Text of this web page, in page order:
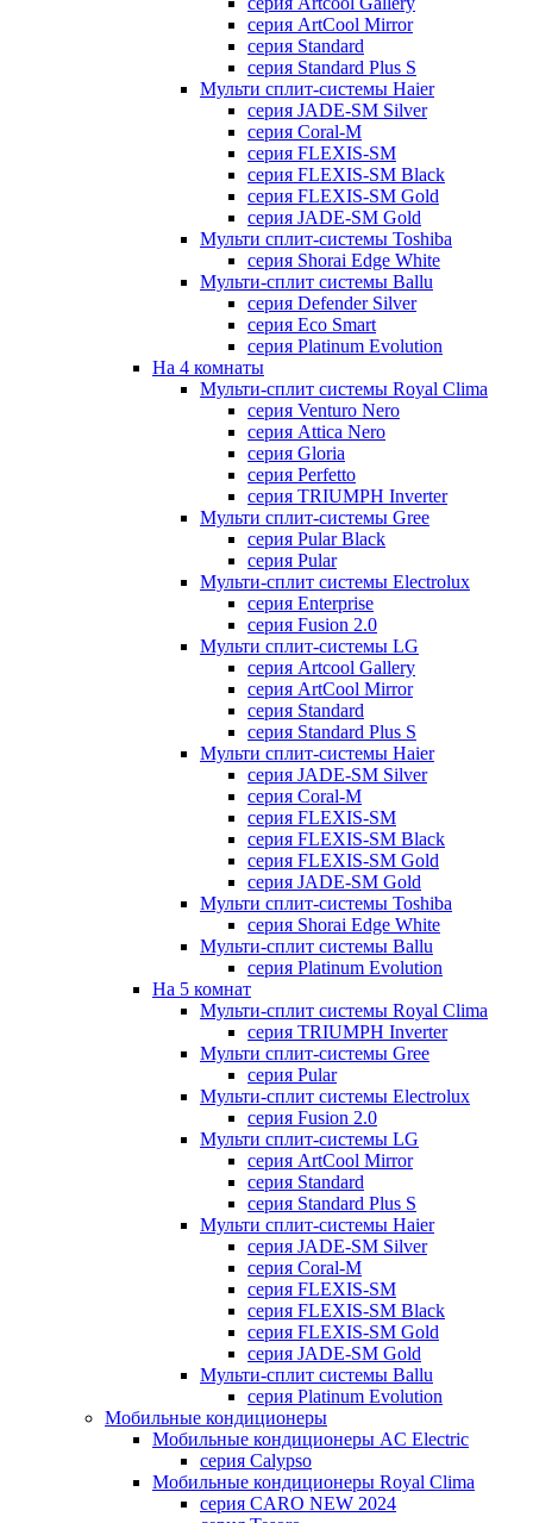
серия ArtCool Mirror
серия Standard
серия Standard Plus S
Мульти сплит-системы Haier
серия JADE-SM Silver
серия Coral-M
серия FLEXIS-SM
серия FLEXIS-SM Black
серия FLEXIS-SM Gold
серия JADE-SM Gold
Мульти сплит-системы Toshiba
серия Shorai Edge White
Мульти-сплит системы Ballu
серия Defender Silver
серия Eco Smart
серия Platinum Evolution
На 4 комнаты
Мульти-сплит системы Royal Clima
серия Venturo Nero
серия Attica Nero
серия Gloria
серия Perfetto
серия TRIUMPH Inverter
Мульти сплит-системы Gree
серия Pular Black
серия Pular
Мульти-сплит системы Electrolux
серия Enterprise
серия Fusion 2.0
Мульти сплит-системы LG
серия Artcool Gallery
серия ArtCool Mirror
серия Standard
серия Standard Plus S
Мульти сплит-системы Haier
серия JADE-SM Silver
серия Coral-M
серия FLEXIS-SM
серия FLEXIS-SM Black
серия FLEXIS-SM Gold
серия JADE-SM Gold
Мульти сплит-системы Toshiba
серия Shorai Edge White
Мульти-сплит системы Ballu
серия Platinum Evolution
На 5 комнат
Мульти-сплит системы Royal Clima
серия TRIUMPH Inverter
Мульти сплит-системы Gree
серия Pular
Мульти-сплит системы Electrolux
серия Fusion 2.0
Мульти сплит-системы LG
серия ArtCool Mirror
серия Standard
серия Standard Plus S
Мульти сплит-системы Haier
серия JADE-SM Silver
серия Coral-M
серия FLEXIS-SM
серия FLEXIS-SM Black
серия FLEXIS-SM Gold
серия JADE-SM Gold
Мульти-сплит системы Ballu
серия Platinum Evolution
Мобильные кондиционеры
Мобильные кондиционеры AC Electric
серия Calypso
Мобильные кондиционеры Royal Clima
серия CARO NEW 2024